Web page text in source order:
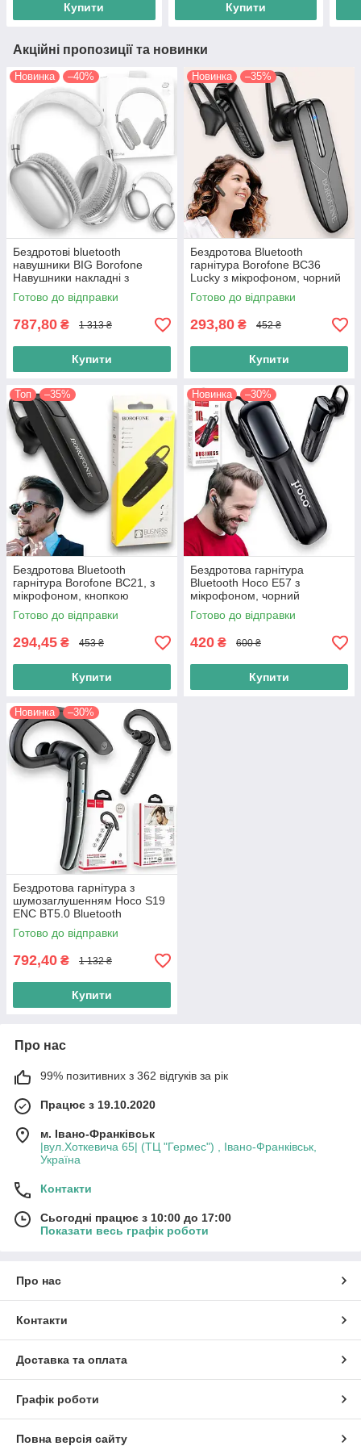
Купити Купити
Акційні пропозиції та новинки
Новинка –40%
Бездротові bluetooth
навушники BIG Borofone
Навушники накладні з
мікрофоном, срібні
Готово до відправки
787,80 ₴ 1 313 ₴
Купити
Новинка –35%
Бездротова Bluetooth
гарнітура Borofone BC36
Lucky з мікрофоном, чорний
Готово до відправки
293,80 ₴ 452 ₴
Купити
Топ –35%
Бездротова Bluetooth
гарнітура Borofone BC21, з
мікрофоном, кнопкою
відповіді, до 6 годин роботи
Готово до відправки
294,45 ₴ 453 ₴
Купити
Новинка –30%
Бездротова гарнітура
Bluetooth Hoco E57 з
мікрофоном, чорний
Готово до відправки
420 ₴ 600 ₴
Купити
Новинка –30%
Бездротова гарнітура з
шумозаглушенням Hoco S19
ENC BT5.0 Bluetooth
гарнітура з мікрофоном,
чорний
Готово до відправки
792,40 ₴ 1 132 ₴
Купити
Про нас
99% позитивних з 362 відгуків за рік
Працює з 19.10.2020
м. Івано-Франківськ
|вул.Хоткевича 65| (ТЦ "Гермес") , Івано-Франківськ,
Україна
Контакти
Сьогодні працює з 10:00 до 17:00
Показати весь графік роботи
Про нас
Контакти
Доставка та оплата
Графік роботи
Повна версія сайту